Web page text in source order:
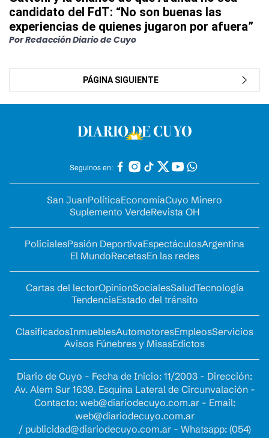
candidato del FdT: “No son buenas las
experiencias de quienes jugaron por afuera”
Por Redacción Diario de Cuyo
PÁGINA SIGUIENTE
Seguinos en:
San JuanPolíticaEconomíaCuyo Minero
Suplemento VerdeRevista OH
PolicialesPasión DeportivaEspectáculosArgentina
El MundoRecetasEn las redes
Cartas del lectorOpinionSocialesSaludTecnología
TendenciaEstado del tránsito
ClasificadosInmueblesAutomotoresEmpleosServicios
Avisos Fúnebres y MisasEdictos
Diario de Cuyo - Fecha de Inicio: 11/2003 - Dirección:
Av. Alem Sur 1639. Esquina Lateral de Circunvalación -
Contacto: web@diariodecuyo.com.ar- Email:
web@diariodecuyo.com.ar
/ publicidad@diariodecuyo.com.ar- Whatsapp: (054)